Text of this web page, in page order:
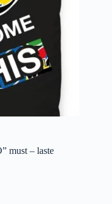
must – laste